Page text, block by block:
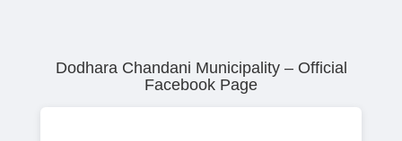
Dodhara Chandani Municipality – Official
Facebook Page